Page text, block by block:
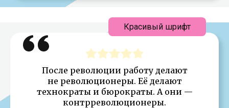
После революции работу делают
не революционеры. Её делают
технократы и бюрократы. А они —
контрреволюционеры.
Красивый шрифт